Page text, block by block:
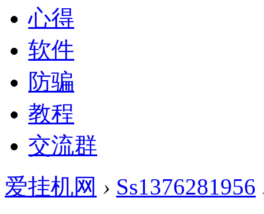
心得
软件
防骗
教程
交流群
爱挂机网 › Ss1376281956